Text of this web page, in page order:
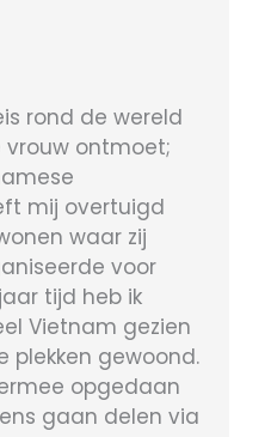
rond de wereld
vrouw ontmoet;
mij overtuigd
waar zij
voor
tijd heb ik
Vietnam gezien
plekken gewoond.
opgedaan
gaan delen via